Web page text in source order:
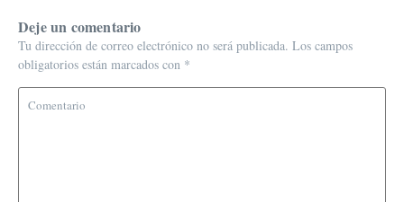
Deje un comentario
Tu dirección de correo electrónico no será publicada. Los campos
obligatorios están marcados con *